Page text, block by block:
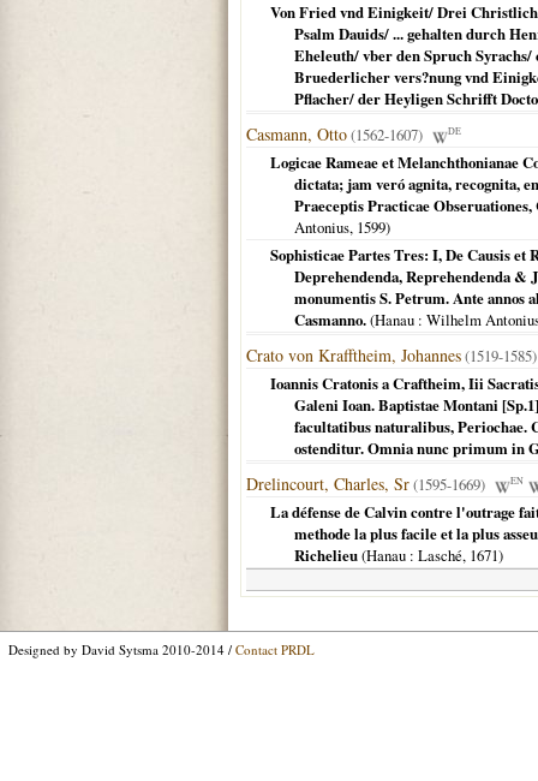
Von Fried vnd Einigkeit/ Drei
Psalm Dauids/ ... gehalten durch
Eheleuth/ vber den Spruch
Bruederlicher vers?nung vnd
Pflacher/ der Heyligen Schrifft
Casmann, Otto(1562-1607) DE
Logicae Rameae et Melanchthonianae
dictata; jam veró agnita, recognita,
Praeceptis Practicae
Antonius, 1599)
Sophisticae Partes Tres: I, De Causis et
Deprehendenda, Reprehendenda &
monumentis S. Petrum. Ante annos
Casmanno.(Hanau : Wilhelm
Crato von Krafftheim, Johannes(1519-1585)
Ioannis Cratonis a Craftheim, Iii
Galeni Ioan. Baptistae Montani
facultatibus naturalibus, Periochae.
ostenditur. Omnia nunc primum in
Drelincourt, Charles, Sr(1595-1669) EN
La défense de Calvin contre l'outrage
methode la plus facile et la plus
Richelieu(Hanau : Lasché, 1671)
Designed by David Sytsma 2010-2014 / Contact PRDL